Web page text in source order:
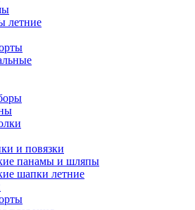
летние
и повязки
панамы и шляпы
шапки летние